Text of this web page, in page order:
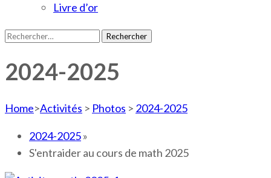
Livre d’or
Rechercher :
2024-2025
Home>Activités > Photos > 2024-2025
2024-2025»
S'entraider au cours de math 2025